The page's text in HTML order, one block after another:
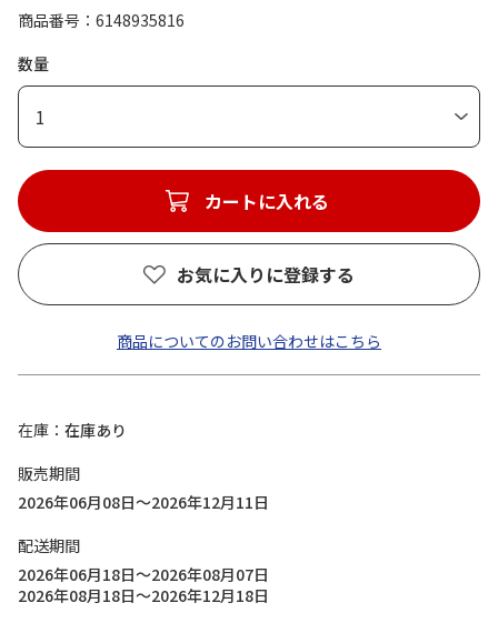
商品番号
6148935816
数量
1
カートに入れる
お気に入りに登録する
商品についてのお問い合わせはこちら
在庫
在庫あり
販売期間
2026年06月08日～2026年12月11日
配送期間
2026年06月18日～2026年08月07日
2026年08月18日～2026年12月18日